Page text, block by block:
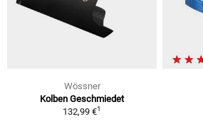
Wössner
Kolben Geschmiedet
132,99 €1